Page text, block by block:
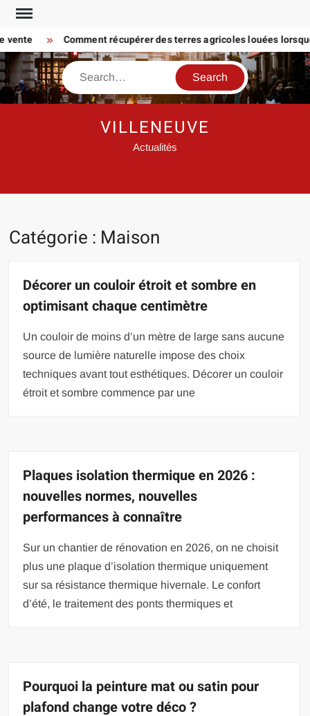
Skip
content
Comment récupérer des terres agricoles louées lorsque
Search
VILLENEUVE
Actualités
Catégorie : Maison
Décorer un couloir étroit et sombre en
optimisant chaque centimètre
Un couloir de moins d’un mètre de large sans aucune
source de lumière naturelle impose des choix
techniques avant tout esthétiques. Décorer un couloir
étroit et sombre commence par une
Plaques isolation thermique en 2026 :
nouvelles normes, nouvelles
performances à connaître
Sur un chantier de rénovation en 2026, on ne choisit
plus une plaque d’isolation thermique uniquement
sur sa résistance thermique hivernale. Le confort
d’été, le traitement des ponts thermiques et
Pourquoi la peinture mat ou satin pour
plafond change votre déco ?